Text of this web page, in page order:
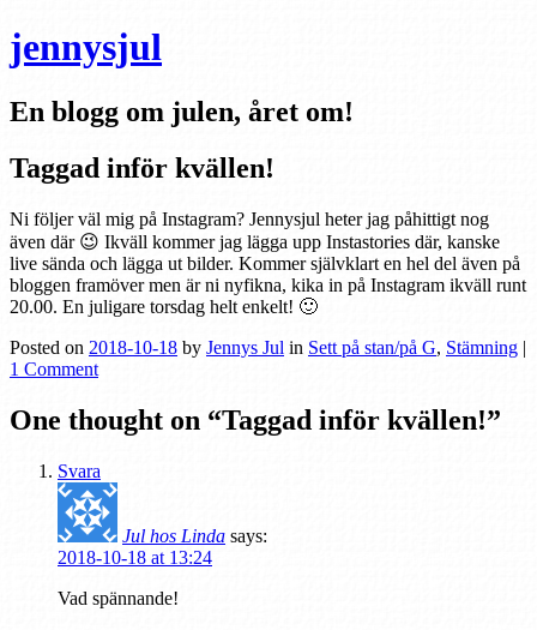
jennysjul
En blogg om julen, året om!
Taggad inför kvällen!
Ni följer väl mig på Instagram? Jennysjul heter jag påhittigt nog
även där 😉 Ikväll kommer jag lägga upp Instastories där, kanske
live sända och lägga ut bilder. Kommer självklart en hel del även på
bloggen framöver men är ni nyfikna, kika in på Instagram ikväll runt
20.00. En juligare torsdag helt enkelt! 🙂
Posted on 2018-10-18 by Jennys Jul in Sett på stan/på G, Stämning |
1 Comment
One thought on “Taggad inför kvällen!”
Svara
Jul hos Linda says:
2018-10-18 at 13:24
Vad spännande!